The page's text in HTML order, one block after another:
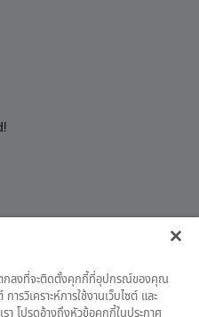
ลงที่จะติดตั้งคุกกี้ที่อุปกรณ์ของคุณ
รวิเคราะห์การใช้งานเว็บไซต์ และ
า โปรดอ้างถึงหัวข้อคุกกี้ในประกาศ